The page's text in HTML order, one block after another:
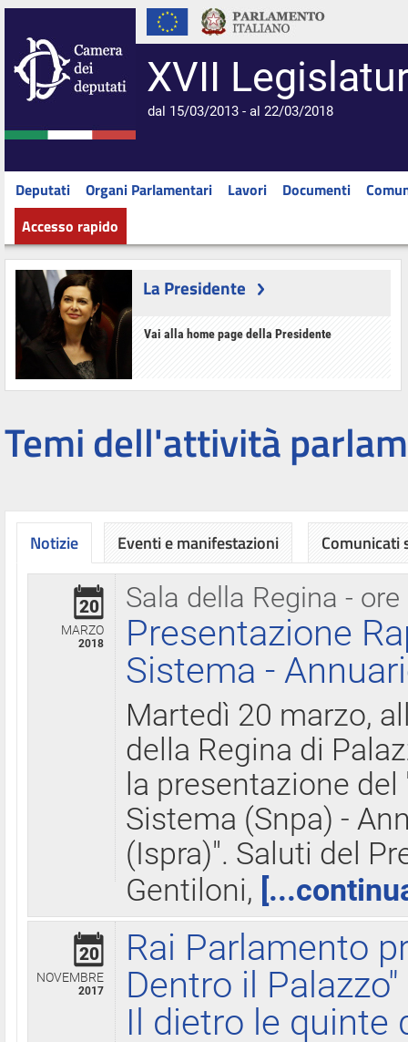
XVII
dal 15/03/2013 - al 22/03/2018
Deputati Organi Parlamentari Lavori Documenti
Accesso rapido
La Presidente
Vai alla home page della Presidente
Temi dell'attività
Notizie
Sala della Regina - ore
20
MARZO
2018
Presentazione
Sistema -
Martedì 20 marzo,
della Regina di
la presentazione
Sistema (Snpa) -
(Ispra)". Saluti del
Gentiloni,
20
NOVEMBRE
2017
Rai Parlamento
Dentro il Palazzo"
Il dietro le quinte
Eventi e manifestazioni Comunicati